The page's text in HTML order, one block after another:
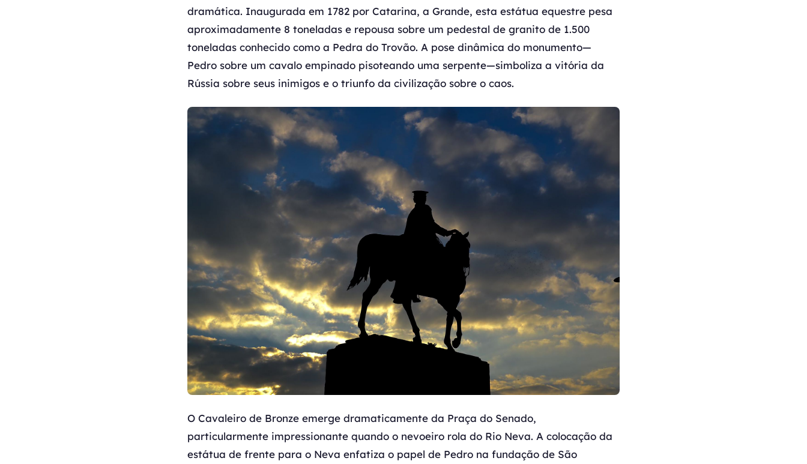
dramática. Inaugurada em 1782 por Catarina, a Grande, esta estátua equestre pesa
aproximadamente 8 toneladas e repousa sobre um pedestal de granito de 1.500
toneladas conhecido como a Pedra do Trovão. A pose dinâmica do monumento—
Pedro sobre um cavalo empinado pisoteando uma serpente—simboliza a vitória da
Rússia sobre seus inimigos e o triunfo da civilização sobre o caos.
O Cavaleiro de Bronze emerge dramaticamente da Praça do Senado,
particularmente impressionante quando o nevoeiro rola do Rio Neva. A colocação da
estátua de frente para o Neva enfatiza o papel de Pedro na fundação de São